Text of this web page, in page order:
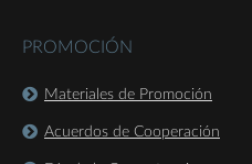
PROMOCIÓN
Materiales de Promoción
Acuerdos de Cooperación